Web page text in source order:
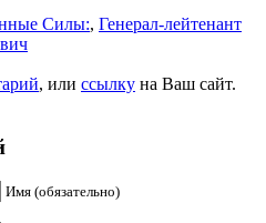
Силы:, Генерал-лейтенант
, или ссылку на Ваш сайт.
Имя (обязательно)